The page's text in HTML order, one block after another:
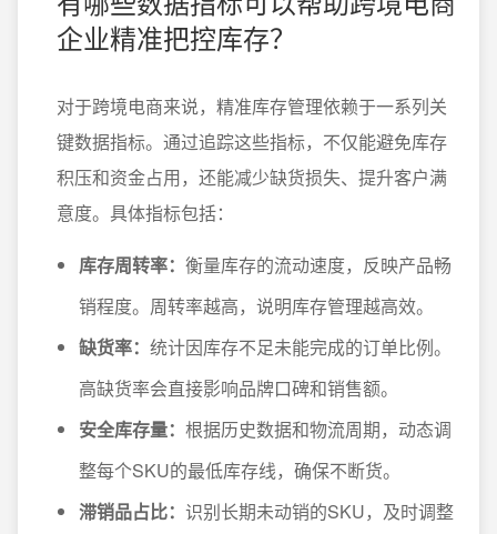
企业精准把控库存？
对于跨境电商来说，精准库存管理依赖于一系列关
键数据指标。通过追踪这些指标，不仅能避免库存
积压和资金占用，还能减少缺货损失、提升客户满
意度。具体指标包括：
库存周转率： 衡量库存的流动速度，反映产品畅
销程度。周转率越高，说明库存管理越高效。
缺货率： 统计因库存不足未能完成的订单比例。
高缺货率会直接影响品牌口碑和销售额。
安全库存量： 根据历史数据和物流周期，动态调
整每个SKU的最低库存线，确保不断货。
滞销品占比： 识别长期未动销的SKU，及时调整